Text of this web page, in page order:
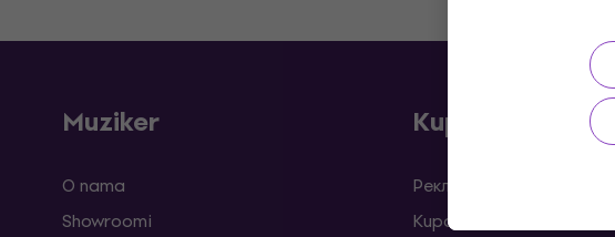
Muziker
O nama
Showroomi
Kupovina
Рекламације и
Kuponi